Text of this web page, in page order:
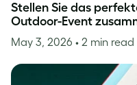
Stellen Sie das
Outdoor-Event
May 3, 2026 • 2 min read